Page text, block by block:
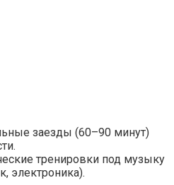
заезды (60–90 минут)
тренировки под музыку
электроника).